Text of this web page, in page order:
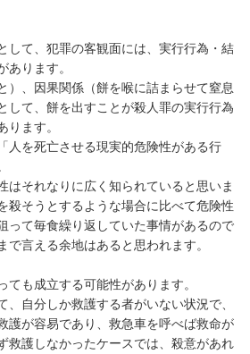
して、犯罪の客観面には、実行行為・結
あります。
）、因果関係（餅を喉に詰まらせて窒息
して、餅を出すことが殺人罪の実行行為
ります。
人を死亡させる現実的危険性がある行
はそれなりに広く知られていると思いま
殺そうとするような場合に比べて危険性
って毎食繰り返していた事情があるので
で言える余地はあると思われます。
ても成立する可能性があります。
、自分しか救護する者がいない状況で、
護が容易であり、救急車を呼べば救命が
救護しなかったケースでは、殺意があれ